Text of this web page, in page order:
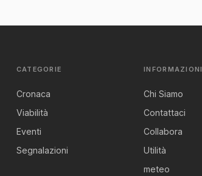
CATEGORIE
Cronaca
Viabilità
Eventi
Segnalazioni
INFORMAZIONI
Chi Siamo
Contattaci
Collabora
Utilità
meteo